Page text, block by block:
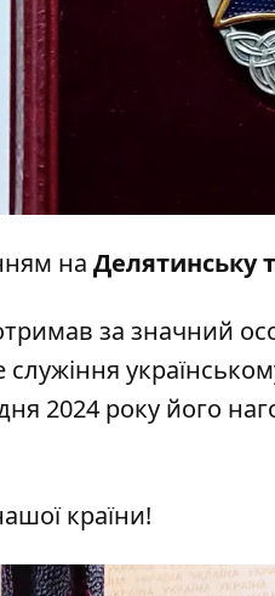
на Делятинську
за значний
2024 року його
країни!